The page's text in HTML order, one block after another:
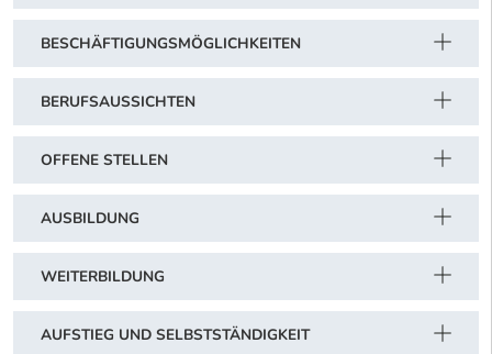
BESCHÄFTIGUNGSMÖGLICHKEITEN
BERUFSAUSSICHTEN
OFFENE STELLEN
AUSBILDUNG
WEITERBILDUNG
AUFSTIEG UND SELBSTSTÄNDIGKEIT